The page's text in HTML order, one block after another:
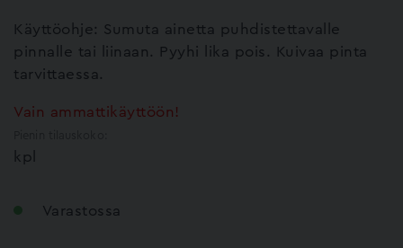
Käyttöohje: Sumuta ainetta puhdistettavalle
pinnalle tai liinaan. Pyyhi lika pois. Kuivaa pinta
tarvittaessa.
Vain ammattikäyttöön!
kpl
Varastossa